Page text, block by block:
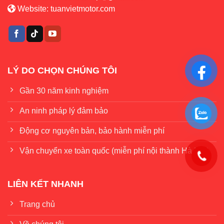
Website: tuanvietmotor.com
LÝ DO CHỌN CHÚNG TÔI
Gần 30 năm kinh nghiệm
An ninh pháp lý đảm bảo
Động cơ nguyên bản, bảo hành miễn phí
Vận chuyển xe toàn quốc (miễn phí nội thành Hà Nội)
LIÊN KẾT NHANH
Trang chủ